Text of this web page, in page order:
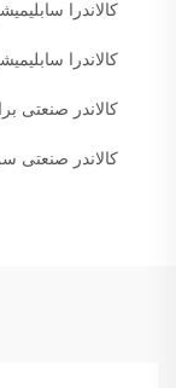
کالاندرا
کالاندرا
کالاندر صنعتی
کالاندر صنعتی